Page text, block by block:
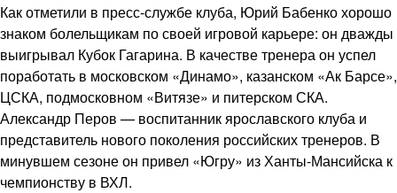
Как отметили в пресс-службе клуба, Юрий Бабенко хорошо
знаком болельщикам по своей игровой карьере: он дважды
выигрывал Кубок Гагарина. В качестве тренера он успел
поработать в московском «Динамо», казанском «Ак Барсе»,
ЦСКА, подмосковном «Витязе» и питерском СКА.
Александр Перов — воспитанник ярославского клуба и
представитель нового поколения российских тренеров. В
минувшем сезоне он привел «Югру» из Ханты-Мансийска к
чемпионству в ВХЛ.